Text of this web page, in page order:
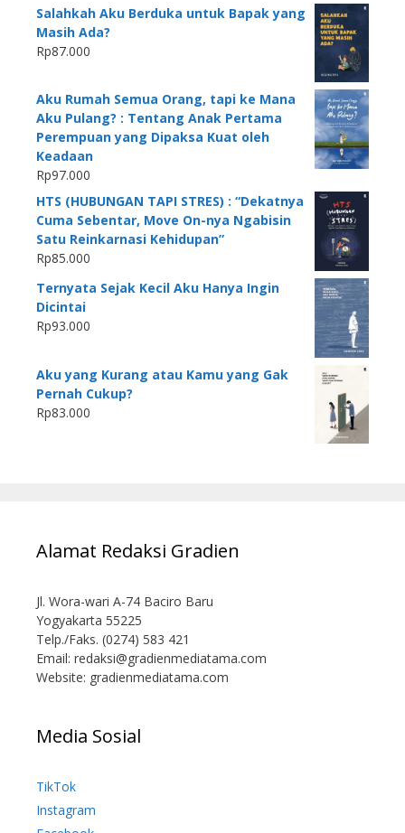
Salahkah Aku Berduka untuk Bapak yang
Masih Ada?
Rp87.000
Aku Rumah Semua Orang, tapi ke Mana
Aku Pulang? : Tentang Anak Pertama
Perempuan yang Dipaksa Kuat oleh
Keadaan
Rp97.000
HTS (HUBUNGAN TAPI STRES) : “Dekatnya
Cuma Sebentar, Move On-nya Ngabisin
Satu Reinkarnasi Kehidupan”
Rp85.000
Ternyata Sejak Kecil Aku Hanya Ingin
Dicintai
Rp93.000
Aku yang Kurang atau Kamu yang Gak
Pernah Cukup?
Rp83.000
Alamat Redaksi Gradien
Jl. Wora-wari A-74 Baciro Baru
Yogyakarta 55225
Telp./Faks. (0274) 583 421
Email: redaksi@gradienmediatama.com
Website: gradienmediatama.com
Media Sosial
TikTok
Instagram